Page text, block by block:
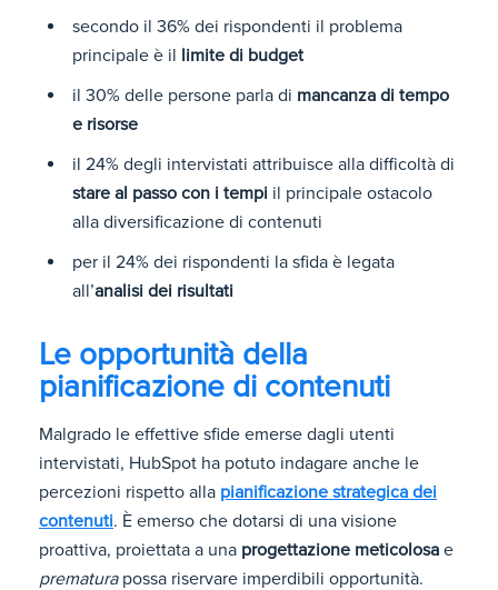
secondo il 36% dei rispondenti il problema
principale è il limite di budget
il 30% delle persone parla di mancanza di tempo
e risorse
il 24% degli intervistati attribuisce alla difficoltà di
stare al passo con i tempi il principale ostacolo
alla diversificazione di contenuti
per il 24% dei rispondenti la sfida è legata
all’analisi dei risultati
Le opportunità della
pianificazione di contenuti
Malgrado le effettive sfide emerse dagli utenti
intervistati, HubSpot ha potuto indagare anche le
percezioni rispetto alla pianificazione strategica dei
contenuti. È emerso che dotarsi di una visione
proattiva, proiettata a una progettazione meticolosa e
prematurapossa riservare imperdibili opportunità.